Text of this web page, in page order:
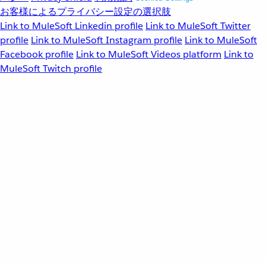
お客様によるプライバシー設定の選択肢
Link to MuleSoft Linkedin profile Link to MuleSoft Twitter
profile Link to MuleSoft Instagram profile Link to MuleSoft
Facebook profile Link to MuleSoft Videos platform Link to
MuleSoft Twitch profile